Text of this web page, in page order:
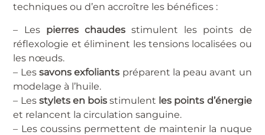
techniques ou d’en accroître les bénéfices :
– Les pierres chaudesstimulent les points de
réflexologie et éliminent les tensions localisées ou
les nœuds.
– Les savons exfoliants préparent la peau avant un
modelage à l’huile.
– Les stylets en bois stimulent les points d’énergie
et relancent la circulation sanguine.
– Les coussins permettent de maintenir la nuque